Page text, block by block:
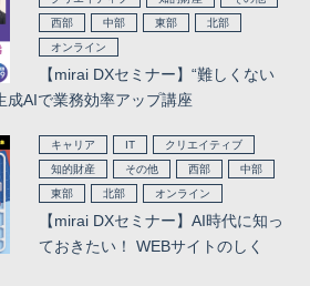
西部
中部 東部
北部
オンライン
【mirai DXセミナー】“難しくない
成AIで業務効率アップ講座
キャリア IT
クリエイティブ
知的財産
その他 西部
中部
東部
北部 オンライン
【mirai DXセミナー】AI時代に知っ
ておきたい！ WEBサイトのしく